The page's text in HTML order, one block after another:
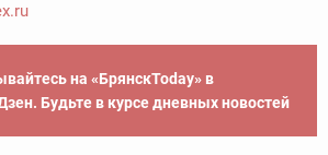
на «БрянскToday» в
Будьте в курсе дневных новостей